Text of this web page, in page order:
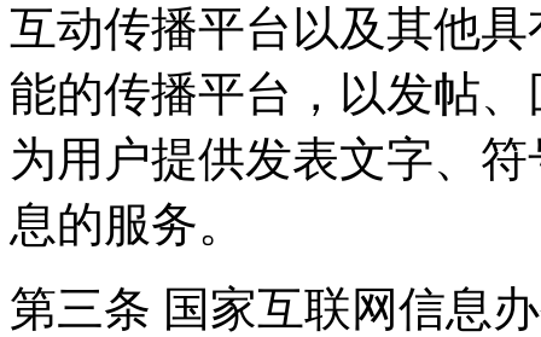
互动传播平台以及其他
能的传播平台，以发帖
为用户提供发表文字、
息的服务。
第三条 国家互联网信息